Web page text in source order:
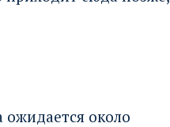
ожидается около